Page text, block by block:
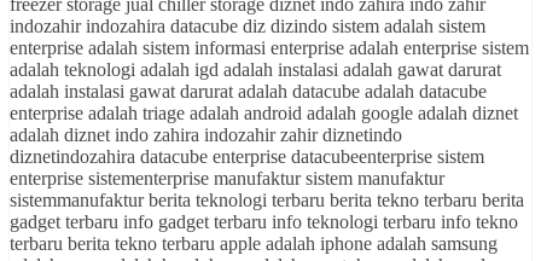
freezer storage jual chiller storage diznet indo zahira indo zahir
indozahir indozahira datacube diz dizindo sistem adalah sistem
enterprise adalah sistem informasi enterprise adalah enterprise sistem
adalah teknologi adalah igd adalah instalasi adalah gawat darurat
adalah instalasi gawat darurat adalah datacube adalah datacube
enterprise adalah triage adalah android adalah google adalah diznet
adalah diznet indo zahira indozahir zahir diznetindo
diznetindozahira datacube enterprise datacubeenterprise sistem
enterprise sistementerprise manufaktur sistem manufaktur
sistemmanufaktur berita teknologi terbaru berita tekno terbaru berita
gadget terbaru info gadget terbaru info teknologi terbaru info tekno
terbaru berita tekno terbaru apple adalah iphone adalah samsung